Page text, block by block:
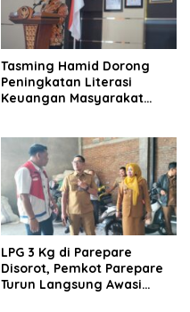
Tasming Hamid Dorong
Peningkatan Literasi
Keuangan Masyarakat
LPG 3 Kg di Parepare
Disorot, Pemkot Parepare
Turun Langsung Awasi